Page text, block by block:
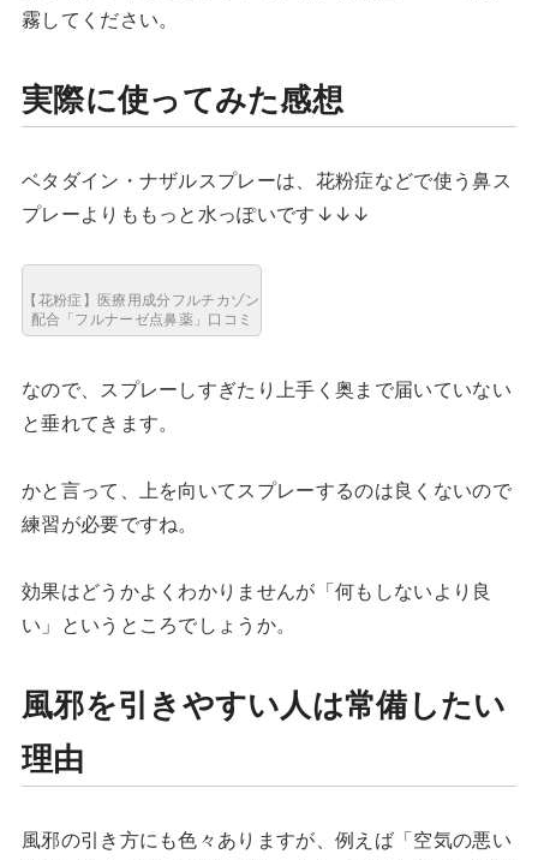
霧してください。
実際に使ってみた感想
ベタダイン・ナザルスプレーは、花粉症などで使う鼻ス
プレーよりももっと水っぽいです↓↓↓
【花粉症】医療用成分フルチカゾン
配合「フルナーゼ点鼻薬」口コミ
なので、スプレーしすぎたり上手く奥まで届いていない
と垂れてきます。
かと言って、上を向いてスプレーするのは良くないので
練習が必要ですね。
効果はどうかよくわかりませんが「何もしないより良
い」というところでしょうか。
風邪を引きやすい人は常備したい
理由
風邪の引き方にも色々ありますが、例えば「空気の悪い